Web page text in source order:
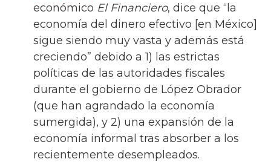
económico El Financiero, dice que “la
economía del dinero efectivo [en México]
sigue siendo muy vasta y además está
creciendo” debido a 1) las estrictas
políticas de las autoridades fiscales
durante el gobierno de López Obrador
(que han agrandado la economía
sumergida), y 2) una expansión de la
economía informal tras absorber a los
recientemente desempleados.